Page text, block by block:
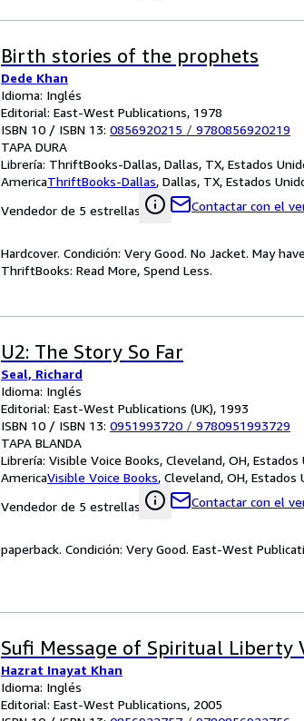
Birth stories of the prophets
Dede Khan
Idioma: Inglés
Editorial: East-West Publications, 1978
ISBN 10 / ISBN 13: 0856920215 / 9780856920219
TAPA DURA
Librería: ThriftBooks-Dallas, Dallas, TX, Estados
AmericaThriftBooks-Dallas, Dallas, TX, Estados
Vendedor de 5 estrellas
Contactar con el
Hardcover. Condición: Very Good. No Jacket. May
ThriftBooks: Read More, Spend Less.
U2: The Story So Far
Seal, Richard
Idioma: Inglés
Editorial: East-West Publications (UK), 1993
ISBN 10 / ISBN 13: 0951993720 / 9780951993729
TAPA BLANDA
Librería: Visible Voice Books, Cleveland, OH, Estados
AmericaVisible Voice Books, Cleveland, OH, Estados
Vendedor de 5 estrellas
Contactar con el
paperback. Condición: Very Good. East-West
Sufi Message of Spiritual Liberty
Hazrat Inayat Khan
Idioma: Inglés
Editorial: East-West Publications, 2005